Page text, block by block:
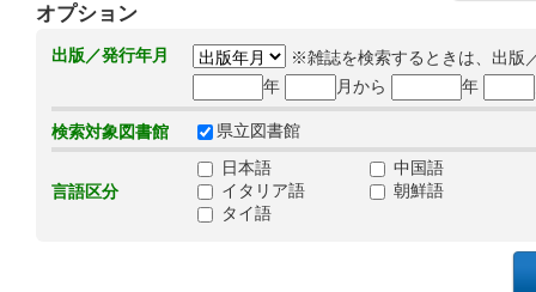
オプション
出版／発行年月
※雑誌を検索するときは、出版
年
月から 年
検索対象図書館 県立図書館
言語区分
日本語
中国語
イタリア語
朝鮮語
タイ語